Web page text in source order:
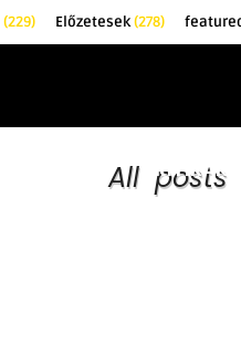
(229) Előzetesek(278)
KRITIKÁK
All posts